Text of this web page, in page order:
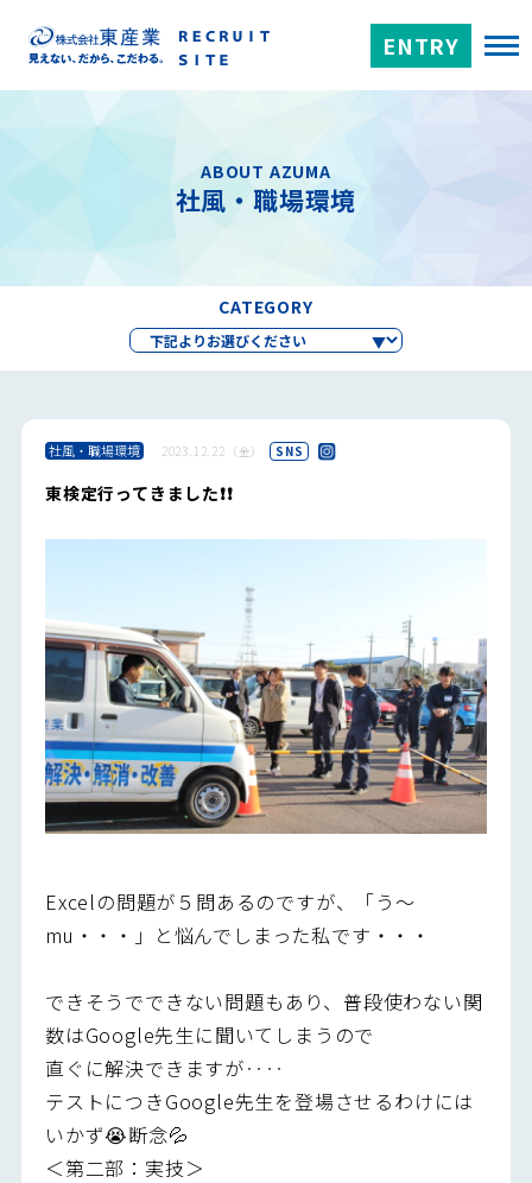
ENTRY
ABOUT AZUMA
社風・職場環境
CATEGORY
社風・職場環境 2023.12.22（金） SNS
東検定行ってきました❗️❗️
Excelの問題が５問あるのですが、「う～
mu・・・」と悩んでしまった私です・・・
できそうでできない問題もあり、普段使わない関
数はGoogle先生に聞いてしまうので
直ぐに解決できますが‥‥
テストにつきGoogle先生を登場させるわけには
いかず😭断念💦
＜第二部：実技＞